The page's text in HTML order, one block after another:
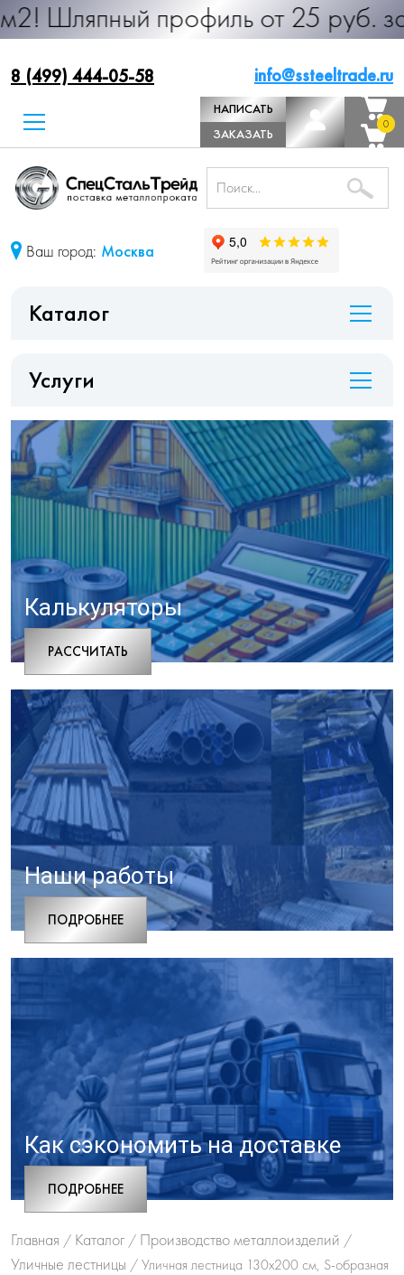
профиль от 25 руб. за м.п.
8 (499) 444-05-58 info@ssteeltrade.ru
НАПИСАТЬ
ДИРЕКТОРУ
ЗАКАЗАТЬ
ЗВОНОК
0
0
Ваш город: Москва
Каталог
Услуги
Калькуляторы
РАCСЧИТАТЬ
Наши работы
ПОДРОБНЕЕ
Как сэкономить на доставке
ПОДРОБНЕЕ
Главная / Каталог / Производство металлоизделий /
Уличные лестницы /Уличная лестница 130х200 см, S-образная